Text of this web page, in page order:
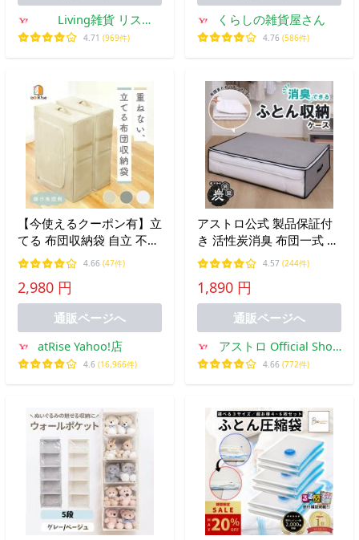
Living雑貨 リス
onlineshop
4.71 (969件)
くらしの雑貨屋さん
4.76 (586件)
【今使えるクーポン有】立
てる 布団収納袋 自立 不織
布 通気性 持ち手付き 重ね
て 収納 掃除機不要 省スペ
ース 収納袋 布団収納ケー
ス 布団ケース 大容量
4.66 (47件)
2,980 円
通販ページへ
atRise Yahoo!店
4.6 (16,966件)
アストロ公式 製品保証付
き 活性炭消臭 布団一式 敷
布団収納袋 掛け布団 敷布
団 ふとん収納 収納ケース
4.57 (244件)
1,890 円
通販ページへ
アストロ Official Shop
ヤフー店
4.66 (772件)